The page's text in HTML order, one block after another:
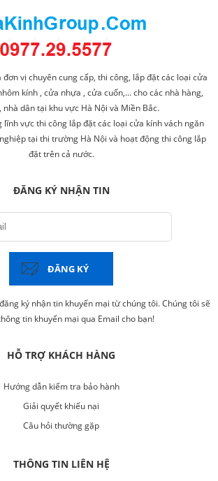
đơn vị chuyên cung cấp, thi công, lắp đặt các loại cửa
kính , cửa nhựa , cửa cuốn,... cho các nhà hàng,
nhà dân tại khu vực Hà Nội và Miền Bắc.
lĩnh vực thi công lắp đặt các loại cửa kính vách ngăn
tại thi trường Hà Nội và hoạt động thi công lắp
đặt trên cả nước.
ĐĂNG KÝ NHẬN TIN
ĐĂNG KÝ
ký nhận tin khuyến mại từ chúng tôi. Chúng tôi sẽ
tin khuyến mại qua Email cho bạn!
HỖ TRỢ KHÁCH HÀNG
Hướng dẫn kiểm tra bảo hành
Giải quyết khiếu nại
Câu hỏi thường gặp
THÔNG TIN LIÊN HỆ